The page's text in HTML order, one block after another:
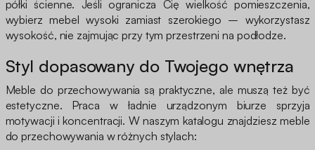
półki ścienne. Jeśli ogranicza Cię wielkość pomieszczenia,
wybierz mebel wysoki zamiast szerokiego – wykorzystasz
wysokość, nie zajmując przy tym przestrzeni na podłodze.
Styl dopasowany do Twojego wnętrza
Meble do przechowywania są praktyczne, ale muszą też być
estetyczne. Praca w ładnie urządzonym biurze sprzyja
motywacji i koncentracji. W naszym katalogu znajdziesz meble
do przechowywania w różnych stylach: